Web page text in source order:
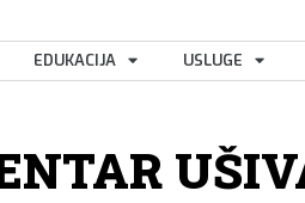
EDUKACIJA USLUGE